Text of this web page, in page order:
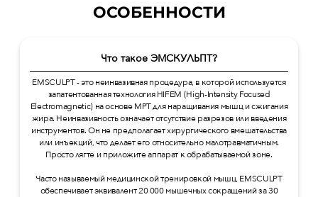
ОСОБЕННОСТИ
Что такое ЭМСКУЛЬПТ?
EMSCULPT - это неинвазивная процедура, в которой используется
запатентованная технология HIFEM (High-Intensity Focused
Electromagnetic) на основе МРТ для наращивания мышц и сжигания
жира. Неинвазивность означает отсутствие разрезов или введения
инструментов. Он не предполагает хирургического вмешательства
или инъекций, что делает его относительно малотравматичным.
Просто лягте и приложите аппарат к обрабатываемой зоне.
Часто называемый медицинской тренировкой мышц, EMSCULPT
обеспечивает эквивалент 20 000 мышечных сокращений за 30